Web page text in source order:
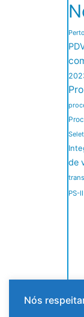
de
PS-II
Nós